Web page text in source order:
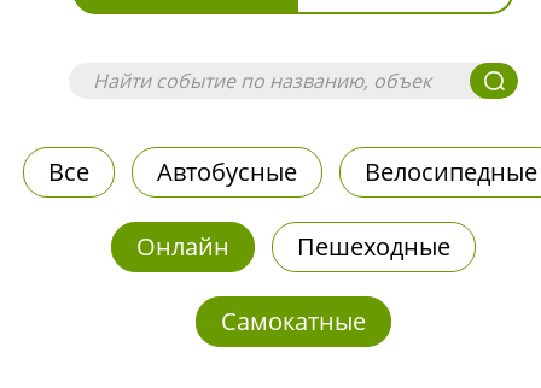
Все Автобусные Велосипедные
Онлайн Пешеходные
Самокатные